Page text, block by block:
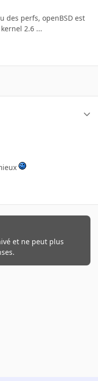
des perfs, openBSD est
2.6 ...
et ne peut plus